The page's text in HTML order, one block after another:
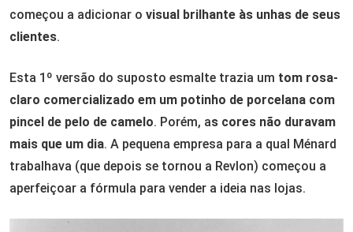
começou a adicionar o visual brilhante às unhas de seus
clientes.
Esta 1º versão do suposto esmalte trazia um tom rosa-
claro comercializado em um potinho de porcelana com
pincel de pelo de camelo. Porém, as cores não duravam
mais que um dia. A pequena empresa para a qual Ménard
trabalhava (que depois se tornou a Revlon) começou a
aperfeiçoar a fórmula para vender a ideia nas lojas.